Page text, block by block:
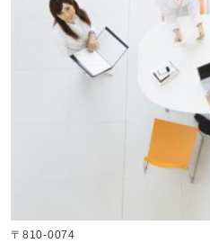
〒810-0074